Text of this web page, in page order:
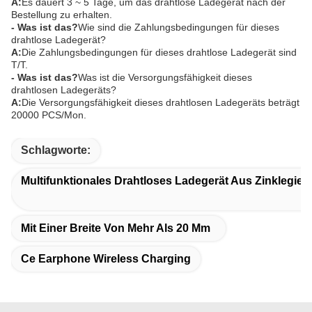
Bestellung zu erhalten.
- Was ist das?Wie sind die Zahlungsbedingungen für dieses
drahtlose Ladegerät?
A:Die Zahlungsbedingungen für dieses drahtlose Ladegerät sind
T/T.
- Was ist das?Was ist die Versorgungsfähigkeit dieses
drahtlosen Ladegeräts?
A:Die Versorgungsfähigkeit dieses drahtlosen Ladegeräts beträgt
20000 PCS/Mon.
Schlagworte:
Multifunktionales Drahtloses Ladegerät Aus
Mit Einer Breite Von Mehr Als 20 Mm
Ce Earphone Wireless Charging